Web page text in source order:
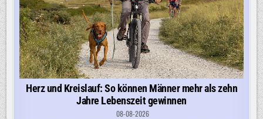
Herz und Kreislauf: So können Männer mehr als zehn
Jahre Lebenszeit gewinnen
08-08-2026